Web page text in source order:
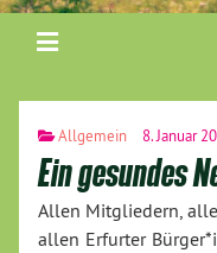
Allgemein 8. Januar
Ein gesundes
Allen Mitgliedern,
allen Erfurter